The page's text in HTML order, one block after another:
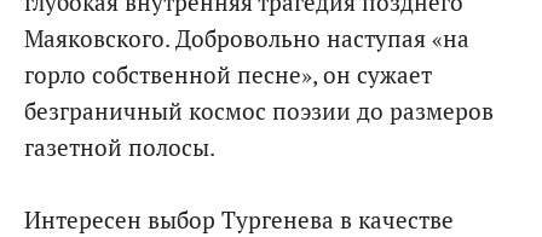
Маяковского. Добровольно наступая «на
горло собственной песне», он сужает
безграничный космос поэзии до размеров
газетной полосы.
Интересен выбор Тургенева в качестве